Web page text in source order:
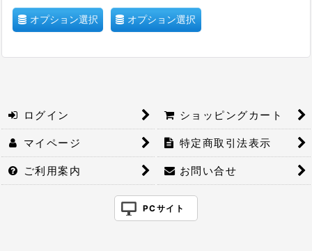
オプション選択 オプション選択
ログイン ショッピングカート
マイページ 特定商取引法表示
ご利用案内 お問い合せ
PCサイト